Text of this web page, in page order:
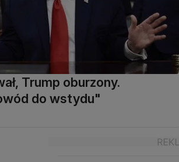
Trump oburzony.
do wstydu"